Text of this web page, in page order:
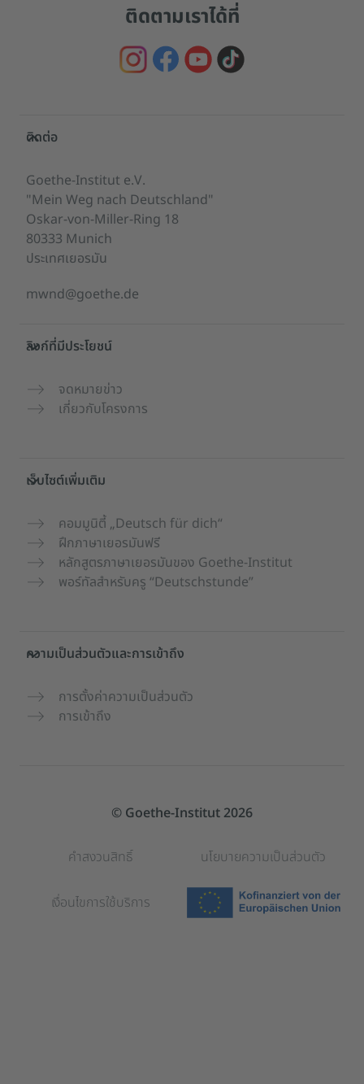
ติดตามเราได้ที่
Service- und Informationsbereich
ติดต่อ
Goethe-Institut e.V.
"Mein Weg nach Deutschland"
Oskar-von-Miller-Ring 18
80333 Munich
ประเทศเยอรมัน
mwnd@goethe.de
ลิงก์ที่มีประโยชน์
จดหมายข่าว
เกี่ยวกับโครงการ
เว็บไซต์เพิ่มเติม
คอมมูนิตี้ „Deutsch für dich“
ฝึกภาษาเยอรมันฟรี
หลักสูตรภาษาเยอรมันของ Goethe-Institut
พอร์ทัลสำหรับครู “Deutschstunde”
ความเป็นส่วนตัวและการเข้าถึง
การตั้งค่าความเป็นส่วนตัว
การเข้าถึง
© Goethe-Institut 2026
คำสงวนสิทธิ์ นโยบายความเป็นส่วนตัว
เงื่อนไขการใช้บริการ